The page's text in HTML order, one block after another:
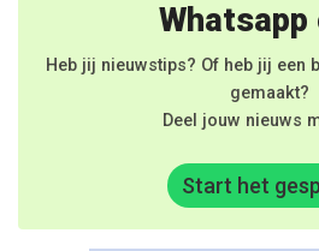
Whatsapp
Heb jij nieuwstips? Of heb jij een
gemaakt?
Deel jouw nieuws
Start het